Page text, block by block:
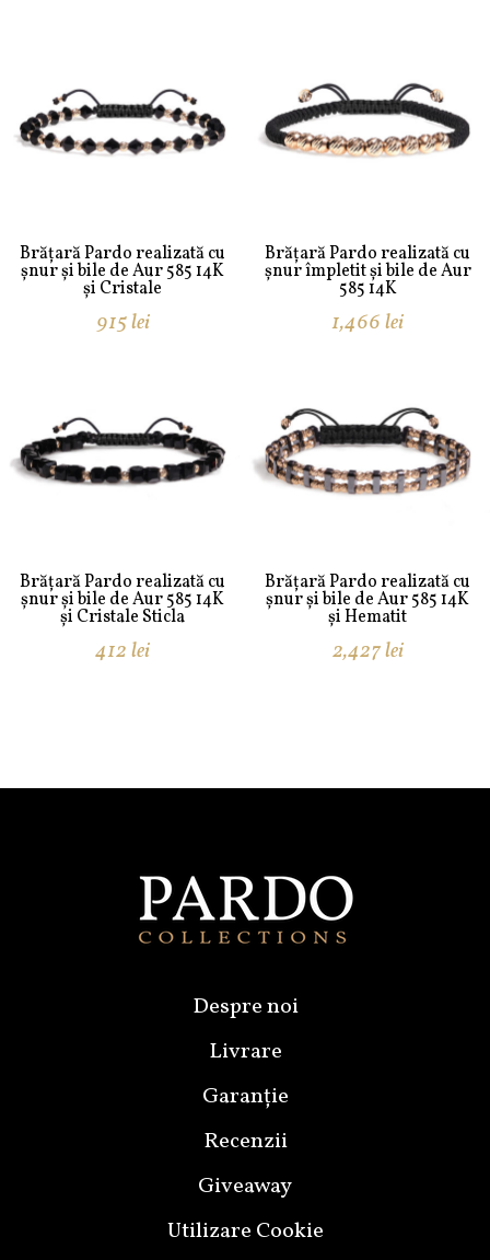
Brățară Pardo realizată cu
șnur și bile de Aur 585 14K
și Cristale
915lei
Brățară Pardo realizată cu
șnur împletit și bile de Aur
585 14K
1,466lei
Brățară Pardo realizată cu
șnur și bile de Aur 585 14K
și Cristale Sticla
412lei
Brățară Pardo realizată cu
șnur și bile de Aur 585 14K
și Hematit
2,427lei
Despre noi
Livrare
Garanție
Recenzii
Giveaway
Utilizare Cookie